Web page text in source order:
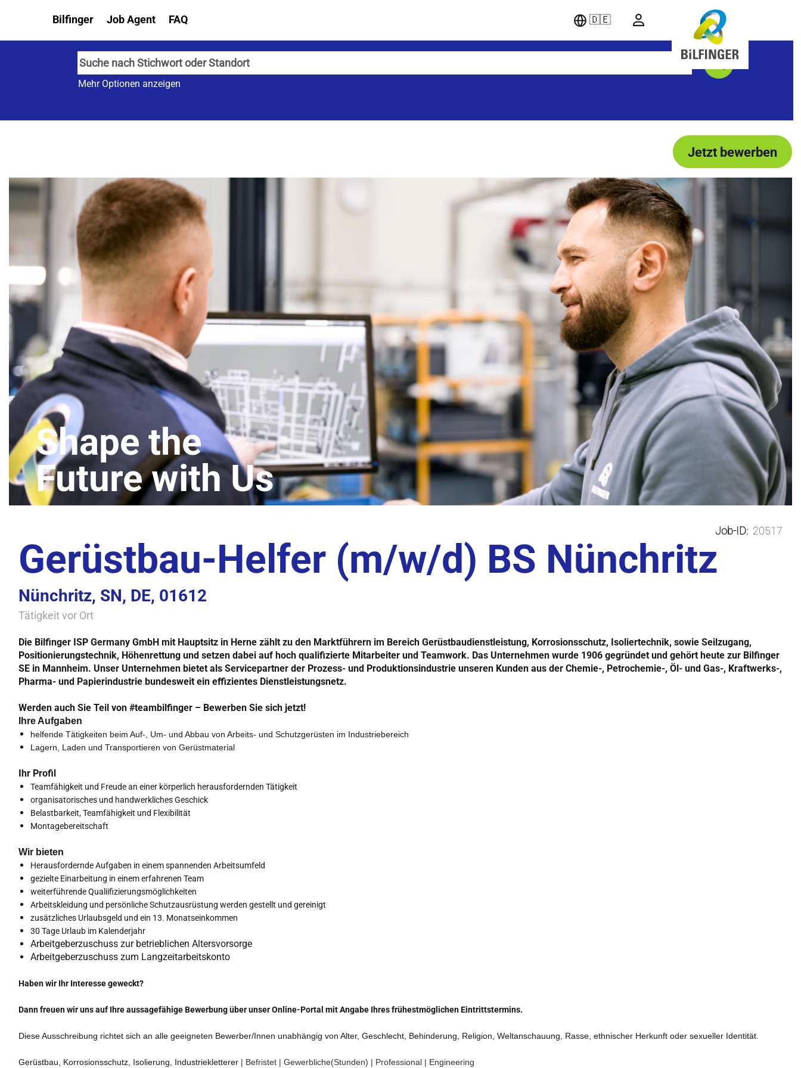
Bilfinger Job Agent FAQ 🇩🇪
Mehr Optionen anzeigen
Jetzt bewerben
Job-ID: 20517
Gerüstbau-Helfer (m/w/d) BS Nünchritz
Nünchritz, SN, DE, 01612
Tätigkeit vor Ort
Die Bilfinger ISP Germany GmbH mit Hauptsitz in Herne zählt zu den Marktführern im Bereich Gerüstbaudienstleistung, Korrosionsschutz, Isoliertechnik, sowie Seilzugang,
Positionierungstechnik, Höhenrettung und setzen dabei auf hoch qualifizierte Mitarbeiter und Teamwork. Das Unternehmen wurde 1906 gegründet und gehört heute zur Bilfinger
SE in Mannheim. Unser Unternehmen bietet als Servicepartner der Prozess- und Produktionsindustrie unseren Kunden aus der Chemie-, Petrochemie-, Öl- und Gas-, Kraftwerks-,
Pharma- und Papierindustrie bundesweit ein effizientes Dienstleistungsnetz.
Werden auch Sie Teil von #teambilfinger – Bewerben Sie sich jetzt!
Ihre Aufgaben
helfende Tätigkeiten beim Auf-, Um- und Abbau von Arbeits- und Schutzgerüsten im Industriebereich
Lagern, Laden und Transportieren von Gerüstmaterial
Ihr Profil
Teamfähigkeit und Freude an einer körperlich herausfordernden Tätigkeit
organisatorisches und handwerkliches Geschick
Belastbarkeit, Teamfähigkeit und Flexibilität
Montagebereitschaft
Wir bieten
Herausfordernde Aufgaben in einem spannenden Arbeitsumfeld
gezielte Einarbeitung in einem erfahrenen Team
weiterführende Qualiifizierungsmöglichkeiten
Arbeitskleidung und persönliche Schutzausrüstung werden gestellt und gereinigt
zusätzliches Urlaubsgeld und ein 13. Monatseinkommen
30 Tage Urlaub im Kalenderjahr
Arbeitgeberzuschuss zur betrieblichen Altersvorsorge
Arbeitgeberzuschuss zum Langzeitarbeitskonto
Haben wir Ihr Interesse geweckt?
Dann freuen wir uns auf Ihre aussagefähige Bewerbung über unser Online-Portal mit Angabe Ihres frühestmöglichen Eintrittstermins.
Diese Ausschreibung richtet sich an alle geeigneten Bewerber/Innen unabhängig von Alter, Geschlecht, Behinderung, Religion, Weltanschauung, Rasse, ethnischer Herkunft oder sexueller Identität.
Gerüstbau, Korrosionsschutz, Isolierung, Industriekletterer | Befristet | Gewerbliche(Stunden) | Professional | Engineering